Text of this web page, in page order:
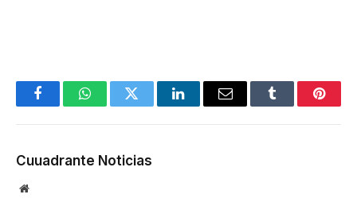
FacebookWhatsAppTwitter LinkedInEmail Tumblr
Cuuadrante Noticias
Website